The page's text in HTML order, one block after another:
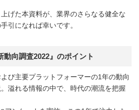
げた本資料が、業界のさらなる健全な
引になれば幸いです。
動向調査2022』のポイント
び主要プラットフォーマーの1年の動向
溢れる情報の中で、時代の潮流を把握